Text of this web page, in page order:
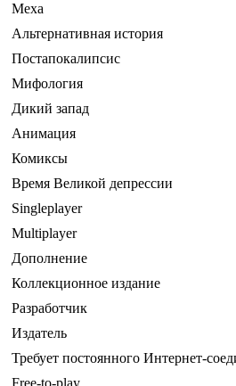
Меха
Альтернативная история
Постапокалипсис
Мифология
Дикий запад
Анимация
Комиксы
Время Великой депрессии
Singleplayer
Multiplayer
Дополнение
Коллекционное издание
Разработчик
Издатель
Требует постоянного Интернет-